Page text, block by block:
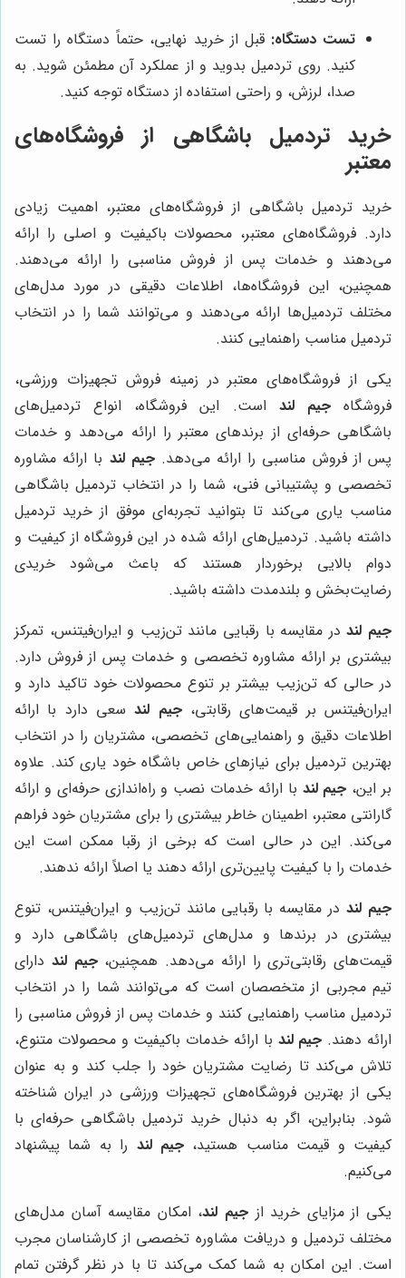
تست دستگاه: قبل از خرید نهایی، حتماً دستگاه را تست
کنید. روی تردمیل بدوید و از عملکرد آن مطمئن شوید. به
صدا، لرزش، و راحتی استفاده از دستگاه توجه کنید.
خرید تردمیل باشگاهی از فروشگاه‌های
معتبر
خرید تردمیل باشگاهی از فروشگاه‌های معتبر، اهمیت زیادی
دارد. فروشگاه‌های معتبر، محصولات باکیفیت و اصلی را ارائه
می‌دهند و خدمات پس از فروش مناسبی را ارائه می‌دهند.
همچنین، این فروشگاه‌ها، اطلاعات دقیقی در مورد مدل‌های
مختلف تردمیل‌ها ارائه می‌دهند و می‌توانند شما را در انتخاب
تردمیل مناسب راهنمایی کنند.
یکی از فروشگاه‌های معتبر در زمینه فروش تجهیزات ورزشی،
فروشگاهجیم لند است. این فروشگاه، انواع تردمیل‌های
باشگاهی حرفه‌ای از برندهای معتبر را ارائه می‌دهد و خدمات
پس از فروش مناسبی را ارائه می‌دهد.جیم لند با ارائه مشاوره
تخصصی و پشتیبانی فنی، شما را در انتخاب تردمیل باشگاهی
مناسب یاری می‌کند تا بتوانید تجربه‌ای موفق از خرید تردمیل
داشته باشید. تردمیل‌های ارائه شده در این فروشگاه از کیفیت و
دوام بالایی برخوردار هستند که باعث می‌شود خریدی
رضایت‌بخش و بلندمدت داشته باشید.
جیم لنددر مقایسه با رقبایی مانند تن‌زیب و ایران‌فیتنس، تمرکز
بیشتری بر ارائه مشاوره تخصصی و خدمات پس از فروش دارد.
در حالی که تن‌زیب بیشتر بر تنوع محصولات خود تاکید دارد و
ایران‌فیتنس بر قیمت‌های رقابتی،جیم لندسعی دارد با ارائه
اطلاعات دقیق و راهنمایی‌های تخصصی، مشتریان را در انتخاب
بهترین تردمیل برای نیازهای خاص باشگاه خود یاری کند. علاوه
بر این، جیم لند با ارائه خدمات نصب و راه‌اندازی حرفه‌ای و ارائه
گارانتی معتبر، اطمینان خاطر بیشتری را برای مشتریان خود فراهم
می‌کند. این در حالی است که برخی از رقبا ممکن است این
خدمات را با کیفیت پایین‌تری ارائه دهند یا اصلاً ارائه ندهند.
جیم لنددر مقایسه با رقبایی مانند تن‌زیب و ایران‌فیتنس، تنوع
بیشتری در برندها و مدل‌های تردمیل‌های باشگاهی دارد و
قیمت‌های رقابتی‌تری را ارائه می‌دهد. همچنین،جیم لند دارای
تیم مجربی از متخصصان است که می‌توانند شما را در انتخاب
تردمیل مناسب راهنمایی کنند و خدمات پس از فروش مناسبی را
ارائه دهند. جیم لند با ارائه خدمات باکیفیت و محصولات متنوع،
تلاش می‌کند تا رضایت مشتریان خود را جلب کند و به عنوان
یکی از بهترین فروشگاه‌های تجهیزات ورزشی در ایران شناخته
شود. بنابراین، اگر به دنبال خرید تردمیل باشگاهی حرفه‌ای با
کیفیت و قیمت مناسب هستید، جیم لند را به شما پیشنهاد
می‌کنیم.
یکی از مزایای خرید از جیم لند، امکان مقایسه آسان مدل‌های
مختلف تردمیل و دریافت مشاوره تخصصی از کارشناسان مجرب
است. این امکان به شما کمک می‌کند تا با در نظر گرفتن تمام